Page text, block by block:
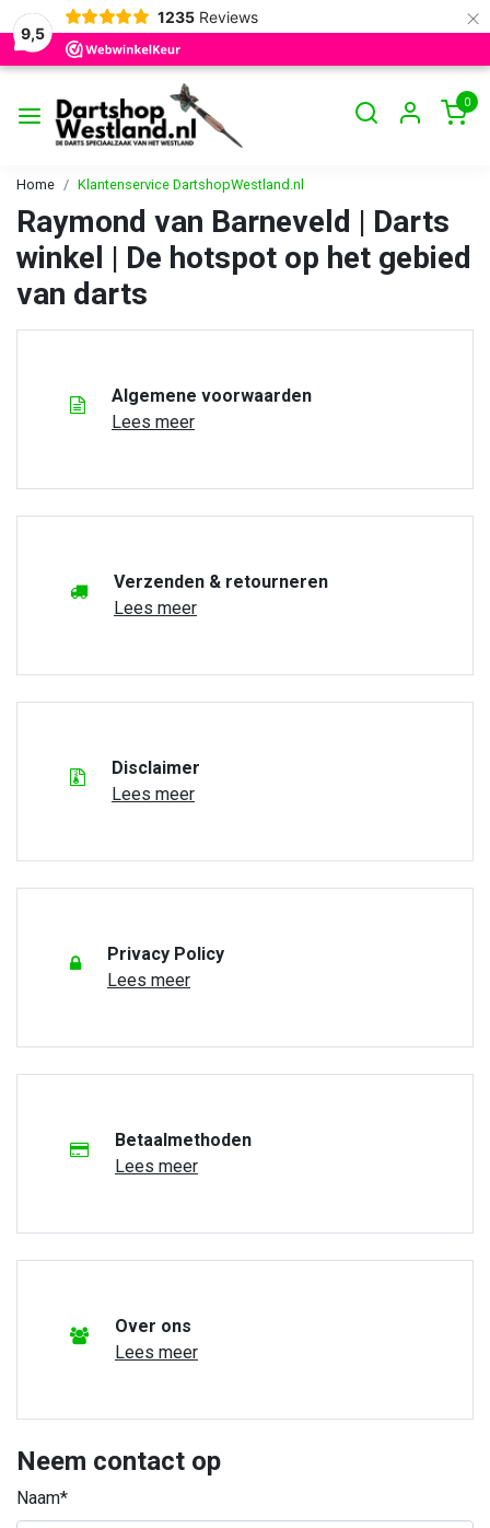
9,5
1235 Reviews ×
0
Home Klantenservice DartshopWestland.nl
Raymond van Barneveld | Darts
winkel | De hotspot op het gebied
van darts
Algemene voorwaarden
Lees meer
Verzenden & retourneren
Lees meer
Disclaimer
Lees meer
Privacy Policy
Lees meer
Betaalmethoden
Lees meer
Over ons
Lees meer
Neem contact op
Naam*